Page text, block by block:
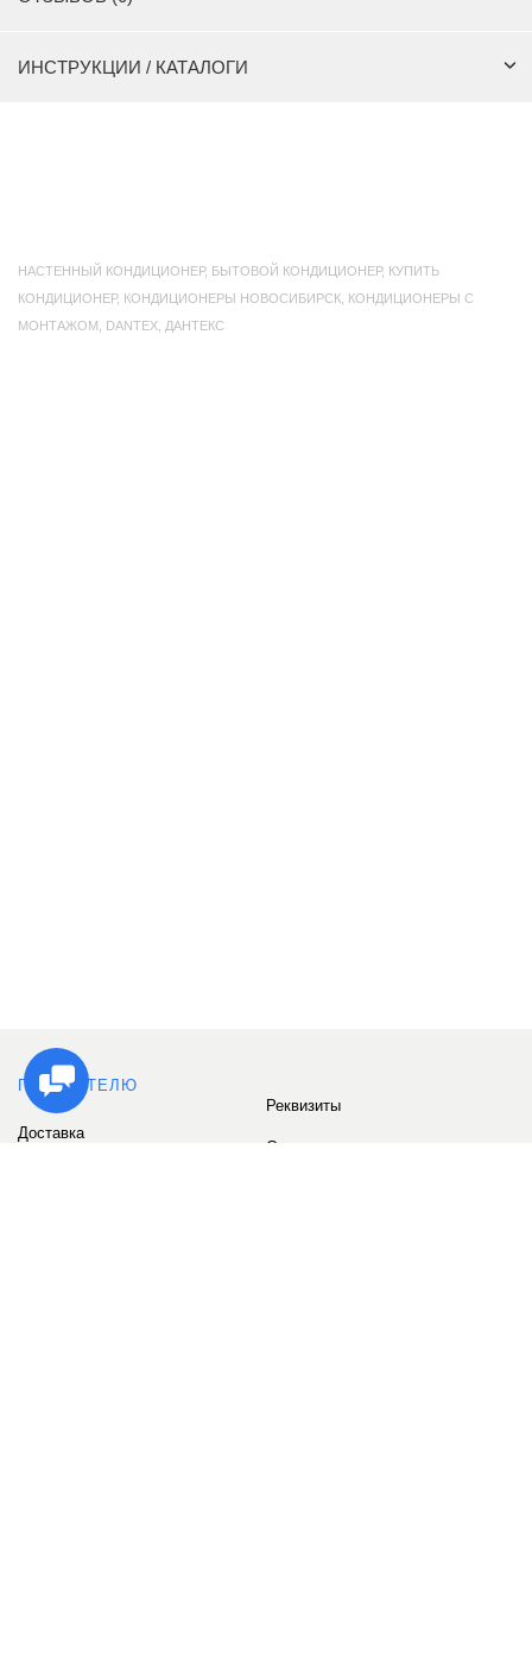
ИНСТРУКЦИИ / КАТАЛОГИ
НАСТЕННЫЙ КОНДИЦИОНЕР, БЫТОВОЙ КОНДИЦИОНЕР, КУПИТЬ
КОНДИЦИОНЕР, КОНДИЦИОНЕРЫ НОВОСИБИРСК КОНДИЦИОНЕРЫ С
МОНТАЖОМ
DANTEX ДАНТЕКС
ПОКУПАТЕЛЮ
Доставка
Реквизиты
Сервис